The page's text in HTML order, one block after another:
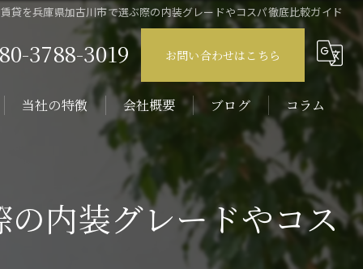
貸を兵庫県加古川市で選ぶ際の内装グレードやコスパ徹底比較ガイド
3788-3019 お問い合わせはこちら
当社の特徴
内装
会社概要 ブログ コラム
内装グレードやコス